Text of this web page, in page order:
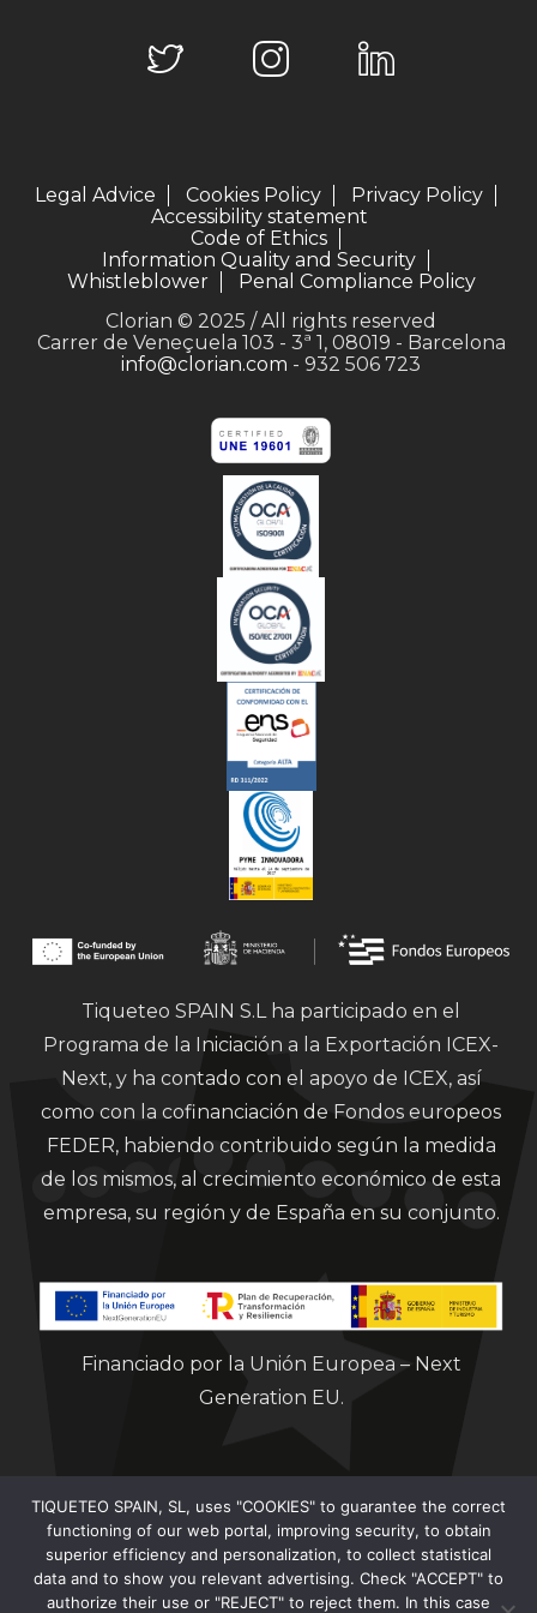
Legal Advice Cookies Policy
Privacy Policy
Accessibility statement
Code of Ethics
Information Quality and Security
Whistleblower
Penal Compliance Policy
Clorian © 2025 / All rights reserved
Carrer de Veneçuela 103 - 3ª 1, 08019 - Barcelona
info@clorian.com - 932 506 723
Tiqueteo SPAIN S.L ha participado en el
Programa de la Iniciación a la Exportación ICEX-
Next, y ha contado con el apoyo de ICEX, así
como con la cofinanciación de Fondos europeos
FEDER, habiendo contribuido según la medida
de los mismos, al crecimiento económico de esta
empresa, su región y de España en su conjunto.
Financiado por la Unión Europea – Next
Generation EU.
Clorian 2021
TIQUETEO SPAIN, SL, uses "COOKIES" to guarantee the correct
functioning of our web portal, improving security, to obtain
superior efficiency and personalization, to collect statistical
data and to show you relevant advertising. Check "ACCEPT" to
authorize their use or "REJECT" to reject them. In this case